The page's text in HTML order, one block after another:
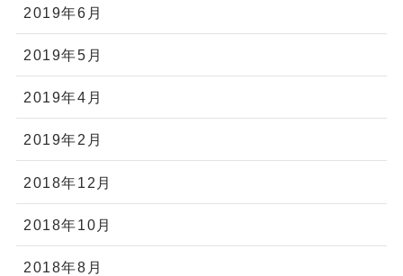
2019年6月
2019年5月
2019年4月
2019年2月
2018年12月
2018年10月
2018年8月